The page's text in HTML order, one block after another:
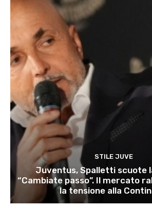
STILE JUVE
Juventus, Spalletti scuote
“Cambiate passo”. Il mercato
la tensione alla